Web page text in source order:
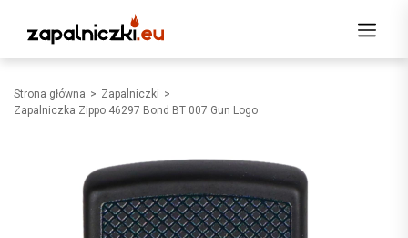
Strona główna
Zapalniczki
Zapalniczka Zippo 46297 Bond BT 007 Gun Logo